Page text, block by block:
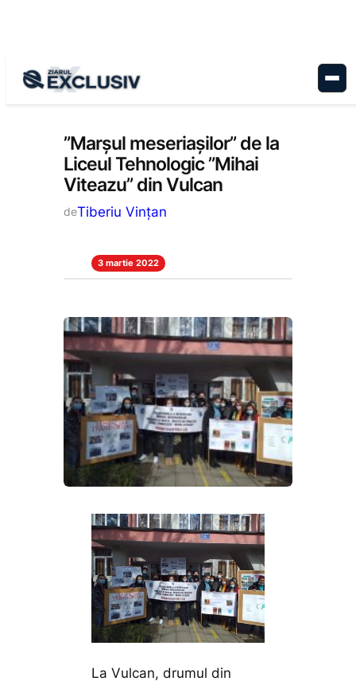
Educație, Stiri la zi
”Marșul meseriașilor” de la
Liceul Tehnologic ”Mihai
Viteazu” din Vulcan
deTiberiu Vințan
3 martie 2022
La Vulcan, drumul din